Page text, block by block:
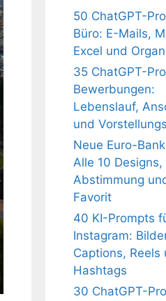
50 ChatGPT-
Büro: E-Mails,
Excel und
35 ChatGPT-
Bewerbungen:
Lebenslauf,
und
Neue Euro-
Alle 10 Designs,
Abstimmung
Favorit
40 KI-Prompts
Instagram:
Captions, Reels
Hashtags
30 ChatGPT-